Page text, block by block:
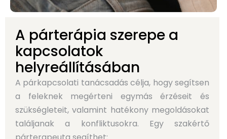
A párterápia szerepe a
kapcsolatok
helyreállításában
A párkapcsolati tanácsadás célja, hogy segítsen
a feleknek megérteni egymás érzéseit és
szükségleteit, valamint hatékony megoldásokat
találjanak a konfliktusokra. Egy szakértő